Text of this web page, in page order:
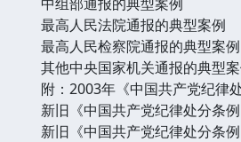
最高人民法院通报的典型案例
最高人民检察院通报的典型案例
其他中央国家机关通报的典型
附：2003年《中国共产党纪律
新旧《中国共产党纪律处分条
新旧《中国共产党纪律处分条